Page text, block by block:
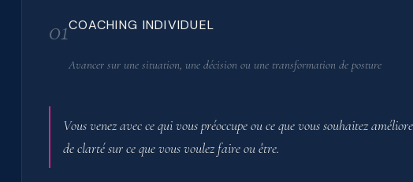
01COACHING INDIVIDUEL
Avancer sur une situation, une décision ou une transformation de posture
Vous venez avec ce qui vous préoccupe ou ce que vous souhaitez
de clarté sur ce que vous voulez faire ou être.